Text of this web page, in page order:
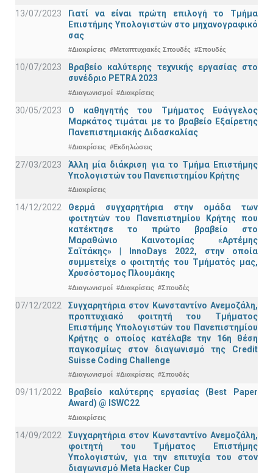
13/07/2023
Γιατί να είναι πρώτη επιλογή το Τμήμα
Επιστήμης Υπολογιστών στο μηχανογραφικό
σας
#Διακρίσεις #Μεταπτυχιακές Σπουδές #Σπουδές
10/07/2023
Βραβείο καλύτερης τεχνικής εργασίας στο
συνέδριο PETRA 2023
#Διαγωνισμοί #Διακρίσεις
30/05/2023
Ο καθηγητής του Τμήματος Ευάγγελος
Μαρκάτος τιμάται με το βραβείο Εξαίρετης
Πανεπιστημιακής Διδασκαλίας
#Διακρίσεις #Εκδηλώσεις
27/03/2023
Άλλη μία διάκριση για το Τμήμα Επιστήμης
Υπολογιστών του Πανεπιστημίου Κρήτης
#Διακρίσεις
14/12/2022
Θερμά συγχαρητήρια στην ομάδα των
φοιτητών του Πανεπιστημίου Κρήτης που
κατέκτησε το πρώτο βραβείο στο
Μαραθώνιο Καινοτομίας «Αρτέμης
Σαϊτάκης» | InnoDays 2022, στην οποία
συμμετείχε ο φοιτητής του Τμήματός μας,
Χρυσόστομος Πλουμάκης
#Διαγωνισμοί #Διακρίσεις #Σπουδές
07/12/2022
Συγχαρητήρια στον Κωνσταντίνο Ανεμοζάλη,
προπτυχιακό φοιτητή του Τμήματος
Επιστήμης Υπολογιστών του Πανεπιστημίου
Κρήτης ο οποίος κατέλαβε την 16η θέση
παγκοσμίως στον διαγωνισμό της Credit
Suisse Coding Challenge
#Διαγωνισμοί #Διακρίσεις #Σπουδές
09/11/2022
Βραβείο καλύτερης εργασίας (Best Paper
Award) @ ISWC22
#Διακρίσεις
14/09/2022
Συγχαρητήρια στον Κωνσταντίνο Ανεμοζάλη,
φοιτητή του Τμήματος Επιστήμης
Υπολογιστών, για την επιτυχία του στον
διαγωνισμό Meta Hacker Cup